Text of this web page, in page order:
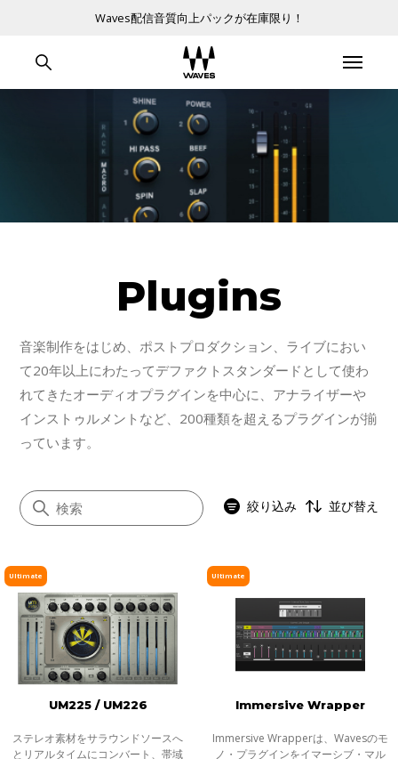
Waves配信音質向上パックが在庫限り！
Plugins
音楽制作をはじめ、ポストプロダクション、ライブにおい
て20年以上にわたってデファクトスタンダードとして使わ
れてきたオーディオプラグインを中心に、アナライザーや
インストゥルメントなど、200種類を超えるプラグインが揃
っています。
すべて
イコライザー
ダイナミクス
ボーカル
マスタリング
サチュレーション／ディストーション
絞り込み 並び替え
Ultimate
UM225 / UM226
ステレオ素材をサラウンドソースへ
とリアルタイムにコンバート、帯域
Ultimate
Immersive Wrapper
Immersive Wrapperは、Wavesのモ
ノ・プラグインをイマーシブ・マル